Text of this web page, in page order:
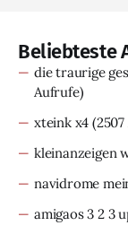
Beliebteste
die traurige
Aufrufe)
xteink x4
kleinanzeigen
navidrome
amigaos 3 2 3